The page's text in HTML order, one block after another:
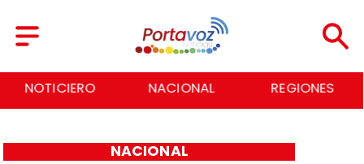
NACIONAL REGIONES ECONOMÍA
NACIONAL